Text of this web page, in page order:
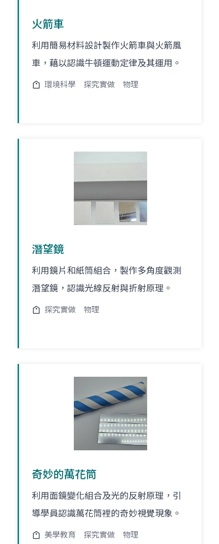
火箭車
利用簡易材料設計製作火箭車與火箭風
車，藉以認識牛頓運動定律及其運用。
環境科學 探究實做 物理
潛望鏡
利用鏡片和紙筒組合，製作多角度觀測
潛望鏡，認識光線反射與折射原理。
探究實做 物理
奇妙的萬花筒
利用面鏡變化組合及光的反射原理，引
導學員認識萬花筒裡的奇妙視覺現象。
美學教育 探究實做 物理